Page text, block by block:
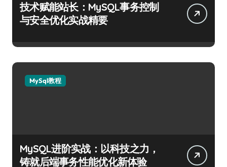
技术赋能站长：MySQL事务控制
与安全优化实战精要
MySql教程
MySQL进阶实战：以科技之力，
铸就后端事务性能优化新体验